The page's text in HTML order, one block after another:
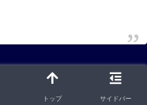
トップ サイドバー